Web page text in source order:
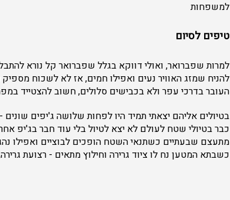
למשפחות
טיפים לסיום
למרות שפברואר, ואולי דווקא בגלל שפברואר קל נורא
להניח שמזג האוויר נעים ואפילו חמים, אז לא לשכוח מספיק
העובר בדרכי עפר ולא בכבישים סלולים, חשוב להצטייד
בטיולים אליהם יצאתי תמיד היו לפחות שלושה ג'יפים
כבר בטיולי שטח לעולם לא יצא לטיול בלי עוד חבר בג'יפ
מתעצם שבעתיים כשתנאי השטח הופכים לבוציים ואפילו
כשבתא המטען נח לו ציוד גרירה וחילוץ מתאים - רצועת